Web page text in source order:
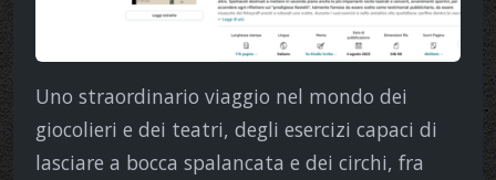
Uno straordinario viaggio nel mondo dei
giocolieri e dei teatri, degli esercizi capaci di
lasciare a bocca spalancata e dei circhi, fra